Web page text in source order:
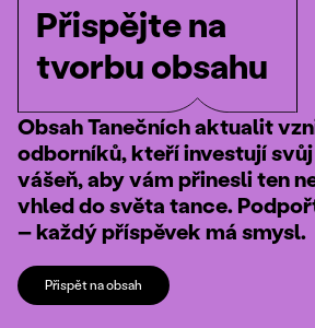
Přispějte na
tvorbu obsahu
Obsah Tanečních aktualit
odborníků, kteří investují svůj
vášeň, aby vám přinesli ten
vhled do světa tance.
– každý příspěvek má smysl.
Přispět na obsah